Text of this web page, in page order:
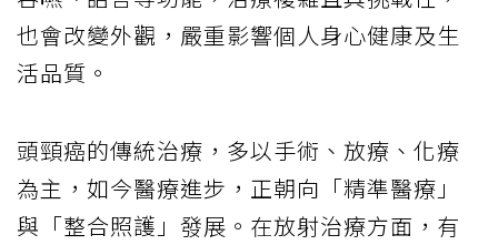
也會改變外觀，嚴重影響個人身心健康及生
活品質。
頭頸癌的傳統治療，多以手術、放療、化療
為主，如今醫療進步，正朝向「精準醫療」
與「整合照護」發展。在放射治療方面，有